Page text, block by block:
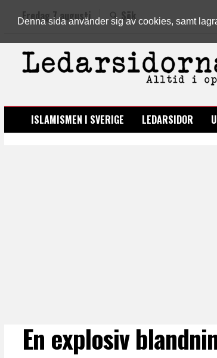
Denna sida använder sig av cookies, samt
Fredag 7 augusti Sök
LEDARSIDORNA.SE
ISLAMISMEN I SVERIGE LEDARSIDOR
En explosiv